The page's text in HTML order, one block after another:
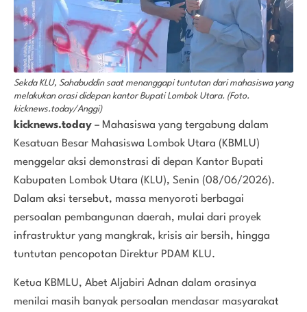
Sekda KLU, Sahabuddin saat menanggapi tuntutan dari mahasiswa yang
melakukan orasi didepan kantor Bupati Lombok Utara. (Foto.
kicknews.today/Anggi)
kicknews.today – Mahasiswa yang tergabung dalam
Kesatuan Besar Mahasiswa Lombok Utara (KBMLU)
menggelar aksi demonstrasi di depan Kantor Bupati
Kabupaten Lombok Utara (KLU), Senin (08/06/2026).
Dalam aksi tersebut, massa menyoroti berbagai
persoalan pembangunan daerah, mulai dari proyek
infrastruktur yang mangkrak, krisis air bersih, hingga
tuntutan pencopotan Direktur PDAM KLU.
Ketua KBMLU, Abet Aljabiri Adnan dalam orasinya
menilai masih banyak persoalan mendasar masyarakat